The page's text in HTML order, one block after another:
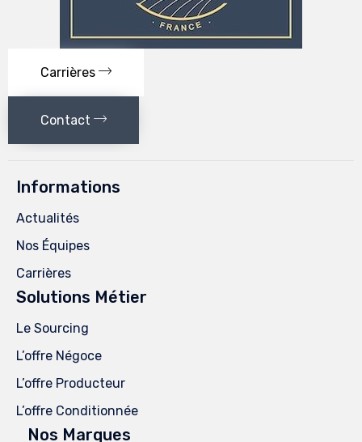
Carrières
Contact
Informations
Actualités
Nos Équipes
Carrières
Solutions Métier
Le Sourcing
L’offre Négoce
L’offre Producteur
L’offre Conditionnée
Nos Marques